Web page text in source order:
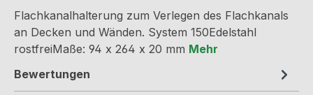
Flachkanalhalterung zum Verlegen des Flachkanals
an Decken und Wänden. System 150Edelstahl
rostfreiMaße: 94 x 264 x 20 mm Mehr
Bewertungen